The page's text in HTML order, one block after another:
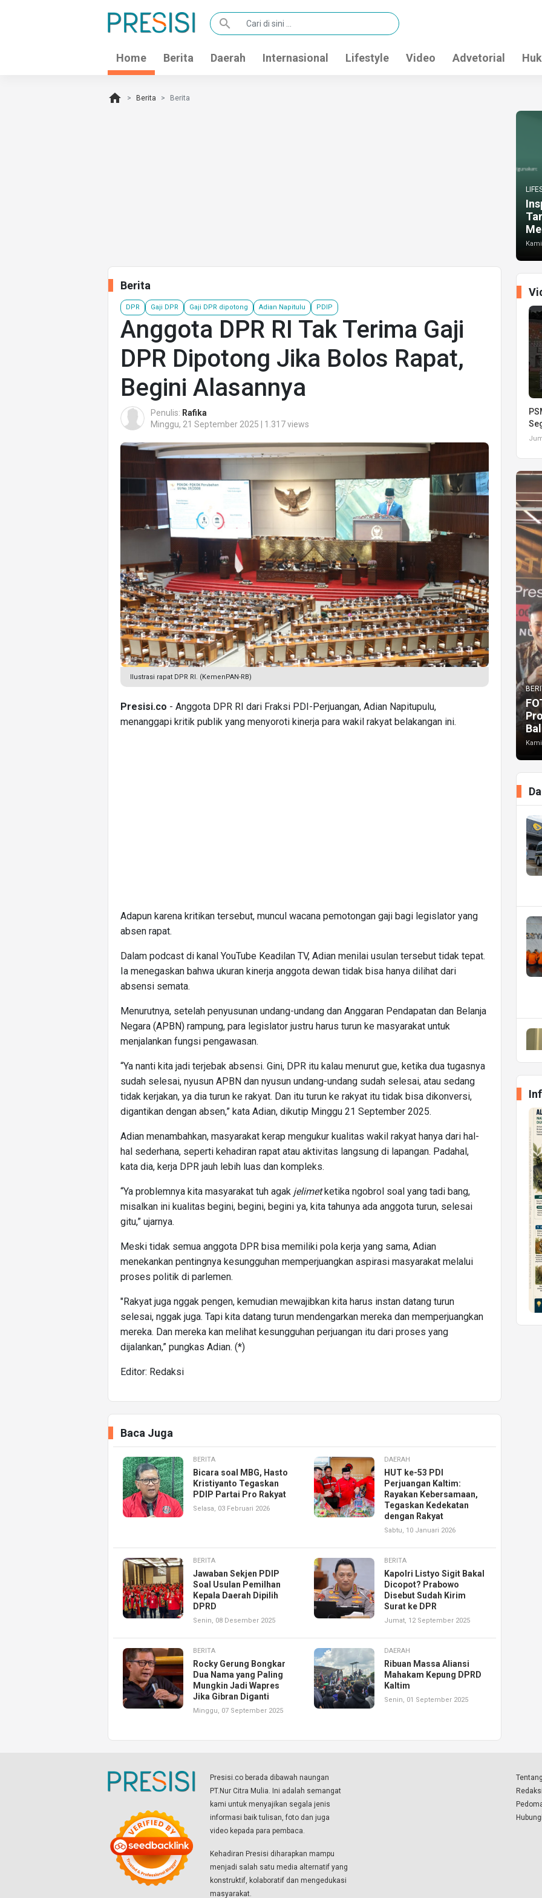
search
Home Berita Daerah Internasional Lifestyle Video Advetorial
home Berita Berita
Berita
DPR Gaji DPR Gaji DPR dipotong Adian Napitulu PDIP
Anggota DPR RI Tak Terima Gaji
DPR Dipotong Jika Bolos Rapat,
Begini Alasannya
Penulis: Rafika
Minggu, 21 September 2025 | 1.317 views
Ilustrasi rapat DPR RI. (KemenPAN-RB)
Presisi.co - Anggota DPR RI dari Fraksi PDI-Perjuangan, Adian Napitupulu,
menanggapi kritik publik yang menyoroti kinerja para wakil rakyat belakangan ini.
Adapun karena kritikan tersebut, muncul wacana pemotongan gaji bagi legislator yang
absen rapat.
Dalam podcast di kanal YouTube Keadilan TV, Adian menilai usulan tersebut tidak tepat.
Ia menegaskan bahwa ukuran kinerja anggota dewan tidak bisa hanya dilihat dari
absensi semata.
Menurutnya, setelah penyusunan undang-undang dan Anggaran Pendapatan dan Belanja
Negara (APBN) rampung, para legislator justru harus turun ke masyarakat untuk
menjalankan fungsi pengawasan.
“Ya nanti kita jadi terjebak absensi. Gini, DPR itu kalau menurut gue, ketika dua tugasnya
sudah selesai, nyusun APBN dan nyusun undang-undang sudah selesai, atau sedang
tidak kerjakan, ya dia turun ke rakyat. Dan itu turun ke rakyat itu tidak bisa dikonversi,
digantikan dengan absen,” kata Adian, dikutip Minggu 21 September 2025.
Adian menambahkan, masyarakat kerap mengukur kualitas wakil rakyat hanya dari hal-
hal sederhana, seperti kehadiran rapat atau aktivitas langsung di lapangan. Padahal,
kata dia, kerja DPR jauh lebih luas dan kompleks.
“Ya problemnya kita masyarakat tuh agak jelimetketika ngobrol soal yang tadi bang,
misalkan ini kualitas begini, begini, begini ya, kita tahunya ada anggota turun, selesai
gitu,” ujarnya.
Meski tidak semua anggota DPR bisa memiliki pola kerja yang sama, Adian
menekankan pentingnya kesungguhan memperjuangkan aspirasi masyarakat melalui
proses politik di parlemen.
"Rakyat juga nggak pengen, kemudian mewajibkan kita harus instan datang turun
selesai, nggak juga. Tapi kita datang turun mendengarkan mereka dan memperjuangkan
mereka. Dan mereka kan melihat kesungguhan perjuangan itu dari proses yang
dijalankan,” pungkas Adian. (*)
Editor: Redaksi
Baca Juga
BERITA
Bicara soal MBG, Hasto
Kristiyanto Tegaskan
PDIP Partai Pro Rakyat
Selasa, 03 Februari 2026
DAERAH
HUT ke-53 PDI
Perjuangan Kaltim:
Rayakan Kebersamaan,
Tegaskan Kedekatan
dengan Rakyat
Sabtu, 10 Januari 2026
BERITA
Jawaban Sekjen PDIP
Soal Usulan Pemilhan
Kepala Daerah Dipilih
DPRD
Senin, 08 Desember 2025
BERITA
Kapolri Listyo Sigit Bakal
Dicopot? Prabowo
Disebut Sudah Kirim
Surat ke DPR
Jumat, 12 September 2025
BERITA
Rocky Gerung Bongkar
Dua Nama yang Paling
Mungkin Jadi Wapres
Jika Gibran Diganti
Minggu, 07 September 2025
DAERAH
Ribuan Massa Aliansi
Mahakam Kepung DPRD
Kaltim
Senin, 01 September 2025
Presisi.co berada dibawah naungan
PT.Nur Citra Mulia. Ini adalah semangat
kami untuk menyajikan segala jenis
informasi baik tulisan, foto dan juga
video kepada para pembaca.
Kehadiran Presisi diharapkan mampu
menjadi salah satu media alternatif yang
konstruktif, kolaboratif dan mengedukasi
masyarakat.
Redaksi